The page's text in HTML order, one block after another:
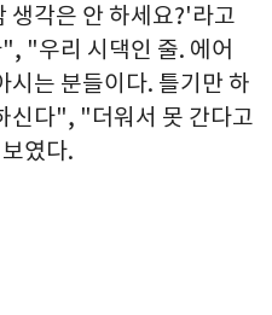
생각은 안 하세요?'라고
"우리 시댁인 줄. 에어
시는 분들이다. 틀기만 하
신다", "더워서 못 간다고
였다.